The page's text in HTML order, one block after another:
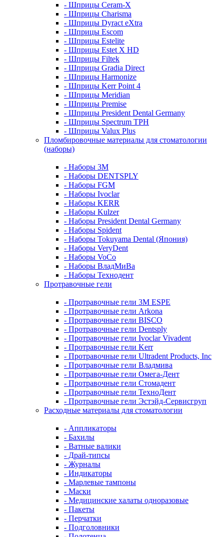
- Шприцы Ceram-X
- Шприцы Charisma
- Шприцы Dyract eXtra
- Шприцы Escom
- Шприцы Estelite
- Шприцы Estet X HD
- Шприцы Filtek
- Шприцы Gradia Direct
- Шприцы Harmonize
- Шприцы Kerr Point 4
- Шприцы Meridian
- Шприцы Premise
- Шприцы President Dental Germany
- Шприцы Spectrum TPH
- Шприцы Valux Plus
Пломбировочные материалы для стоматологии
(наборы)
- Наборы 3М
- Наборы DENTSPLY
- Наборы FGM
- Наборы Ivoclar
- Наборы KERR
- Наборы Kulzer
- Наборы President Dental Germany
- Наборы Spident
- Наборы Tokuyama Dental (Япония)
- Наборы VeryDent
- Наборы VoCo
- Наборы ВладМиВа
- Наборы Технодент
Протравочные гели
- Протравочные гели 3М ESPE
- Протравочные гели Arkona
- Протравочные гели BISCO
- Протравочные гели Dentsply
- Протравочные гели Ivoclar Vivadent
- Протравочные гели Kerr
- Протравочные гели Ultradent Products, Inc
- Протравочные гели Владмива
- Протравочные гели Омега-Дент
- Протравочные гели Стомадент
- Протравочные гели ТехноДент
- Протравочные гели Эстэйд-Сервисгруп
Расходные материалы для стоматологии
- Аппликаторы
- Бахилы
- Ватные валики
- Драй-типсы
- Журналы
- Индикаторы
- Марлевые тампоны
- Маски
- Медицинские халаты одноразовые
- Пакеты
- Перчатки
- Подголовники